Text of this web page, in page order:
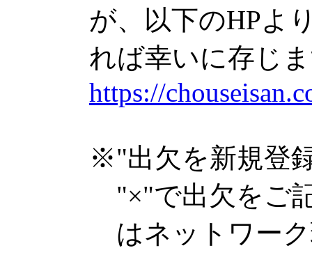
が、以下のHPよ
れば幸いに存じ
https://
※"出欠を新規登
"×"で出欠をご
はネットワーク